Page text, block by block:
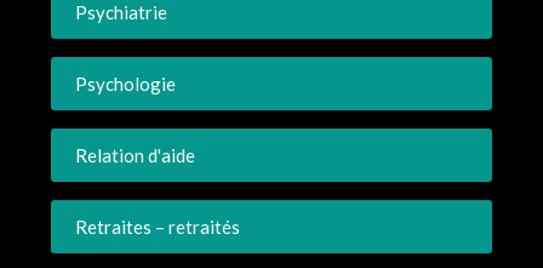
Psychiatrie
Psychologie
Relation d'aide
Retraites – retraités